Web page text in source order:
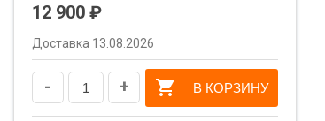
12 900 ₽
Доставка 13.08.2026
- + В КОРЗИНУ